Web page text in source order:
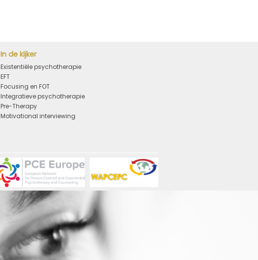
In de kijker
Existentiële psychotherapie
EFT
Focusing en FOT
Integratieve psychotherapie
Pre-Therapy
Motivational interviewing